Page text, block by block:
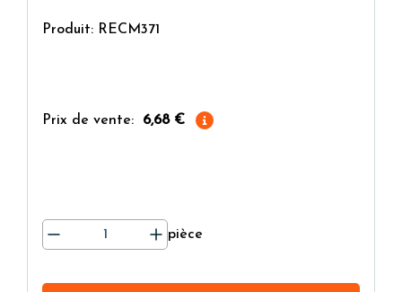
Produit: RECM371
Prix de vente: 6,68 €
pièce